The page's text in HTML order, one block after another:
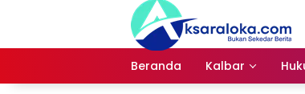
Beranda Kalbar